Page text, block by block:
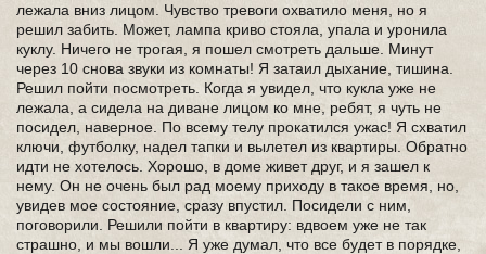
лежала вниз лицом. Чувство тревоги охватило меня, но я
решил забить. Может, лампа криво стояла, упала и уронила
куклу. Ничего не трогая, я пошел смотреть дальше. Минут
через 10 снова звуки из комнаты! Я затаил дыхание, тишина.
Решил пойти посмотреть. Когда я увидел, что кукла уже не
лежала, а сидела на диване лицом ко мне, ребят, я чуть не
посидел, наверное. По всему телу прокатился ужас! Я схватил
ключи, футболку, надел тапки и вылетел из квартиры. Обратно
идти не хотелось. Хорошо, в доме живет друг, и я зашел к
нему. Он не очень был рад моему приходу в такое время, но,
увидев мое состояние, сразу впустил. Посидели с ним,
поговорили. Решили пойти в квартиру: вдвоем уже не так
страшно, и мы вошли... Я уже думал, что все будет в порядке,